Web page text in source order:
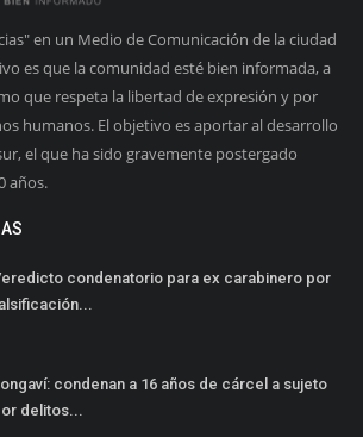
en un Medio de Comunicación de la ciudad
es que la comunidad esté bien informada, a
que respeta la libertad de expresión y por
humanos. El objetivo es aportar al desarrollo
el que ha sido gravemente postergado
años.
condenatorio para ex carabinero por
condenan a 16 años de cárcel a sujeto
delitos...